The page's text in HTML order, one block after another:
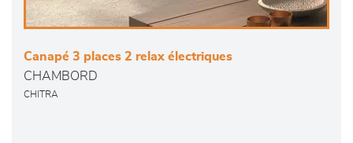
Canapé 3 places 2 relax électriques
CHAMBORD
CHITRA